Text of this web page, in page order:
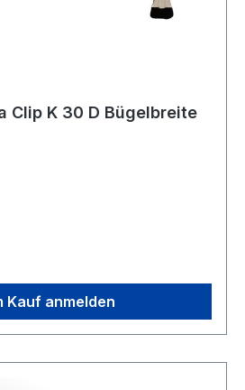
Clip K 30 D Bügelbreite
Kauf anmelden